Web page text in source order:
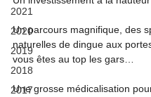
2021
2020
2019
2018
2017
Un parcours magnifique, des
naturelles de dingue aux
vous êtes au top les gars…
Une grosse médicalisation